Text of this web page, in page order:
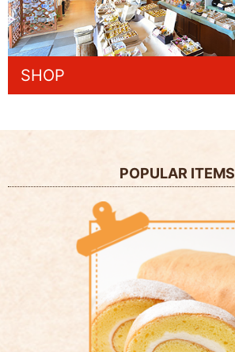
SHOP
POPULAR ITEMS